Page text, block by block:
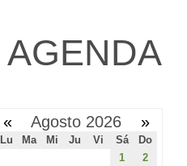
AGENDA
« Agosto 2026 »
Lu Ma Mi Ju Vi Sá
Do
1
2